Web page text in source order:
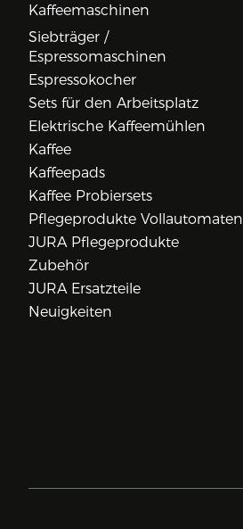
Kaffeemaschinen
Siebträger /
Espressomaschinen
Espressokocher
Sets für den Arbeitsplatz
Elektrische Kaffeemühlen
Kaffee
Kaffeepads
Kaffee Probiersets
Pflegeprodukte Vollautomaten
JURA Pflegeprodukte
Zubehör
JURA Ersatzteile
Neuigkeiten